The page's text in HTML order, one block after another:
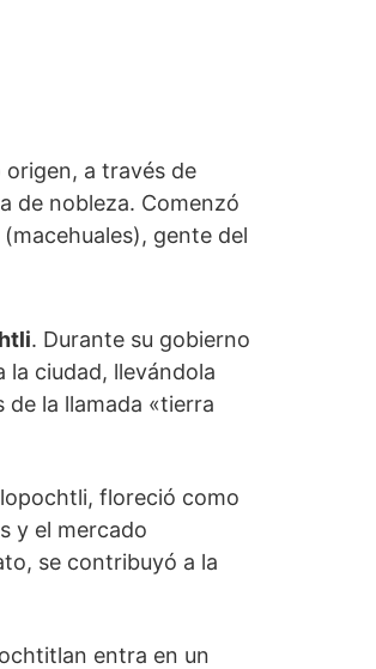
origen, a través de
de nobleza. Comenzó
gente del
. Durante su gobierno
la ciudad, llevándola
la llamada «tierra
floreció como
y el mercado
se contribuyó a la
entra en un